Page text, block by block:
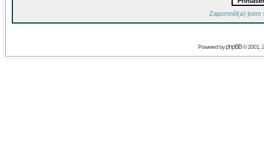
Zapomněl(a) jsem
Powered byphpBB© 2001,